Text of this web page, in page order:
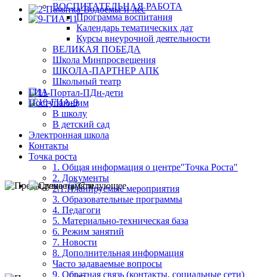
ВОСПИТАТЕЛЬНАЯ РАБОТА
Программа воспитания
Календарь тематических дат
Курсы внеурочной деятельности
ВЕЛИКАЯ ПОБЕДА
Школа Минпросвещения
ШКОЛА-ПАРТНЕР АПК
Школьный театр
ГИА
Поступающим
В школу
В детский сад
Электронная школа
Контакты
Точка роста
1. Общая информация о центре"Точка Роста"
2. Документы
2.1.Планируемые мероприятия
3. Образовательные программы
4. Педагоги
5. Материально-техническая база
6. Режим занятий
7. Новости
8. Дополнительная информация
Часто задаваемые вопросы
9. Обратная связь (контакты, социальные сети)